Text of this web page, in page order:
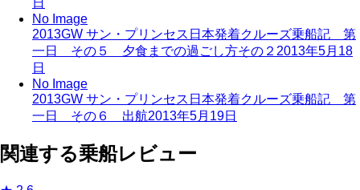
日
No Image
2013GW サン・プリンセス日本発着クルーズ乗船記 第
一日 その５ 夕食までの過ごし方その２ 2013年5月18
日
No Image
2013GW サン・プリンセス日本発着クルーズ乗船記 第
一日 その６ 出航2013年5月19日
関連する乗船レビュー